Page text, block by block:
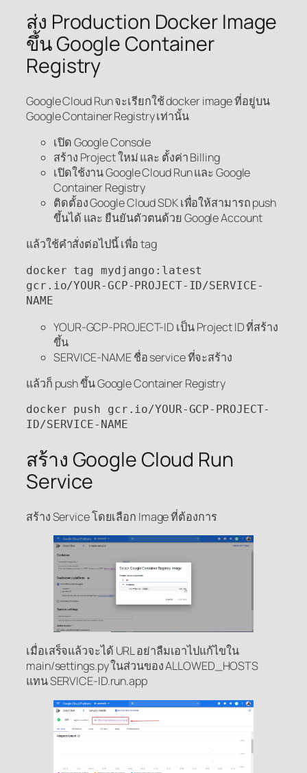
ส่ง Production Docker Image
ขึ้น Google Container
Registry
Google Cloud Run จะเรียกใช้ docker image ที่อยู่บน
Google Container Registry เท่านั้น
เปิด Google Console
สร้าง Project ใหม่ และ ตั้งค่า Billing
เปิดใช้งาน Google Cloud Run และ Google
Container Registry
ติดตั้อง Google Cloud SDK เพื่อให้สามารถ push
ขึ้นได้ และ ยืนยันตัวตนด้วย Google Account
แล้วใช้คำสั่งต่อไปนี้ เพื่อ tag
docker tag mydjango:latest
gcr.io/YOUR-GCP-PROJECT-ID/SERVICE-
NAME
YOUR-GCP-PROJECT-ID เป็น Project ID ที่สร้าง
ขึ้น
SERVICE-NAME ชื่อ service ที่จะสร้าง
แล้วก็ push ขึ้น Google Container Registry
docker push gcr.io/YOUR-GCP-PROJECT-
ID/SERVICE-NAME
สร้าง Google Cloud Run
Service
สร้าง Service โดยเลือก Image ที่ต้องการ
เมื่อเสร็จแล้วจะได้ URL อย่าลืมเอาไปแก้ไขใน
main/settings.py ในส่วนของ ALLOWED_HOSTS
แทน SERVICE-ID.run.app